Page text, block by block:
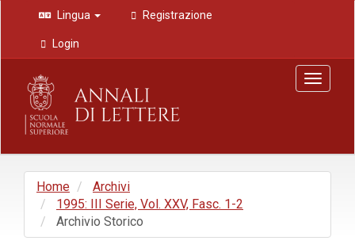
Navigazione
principale
Contenuto
principale
Barra
laterale
Lingua Registrazione
Login
Toggle
Home
Archivi
1995: III Serie, Vol. XXV, Fasc. 1-2
Archivio Storico